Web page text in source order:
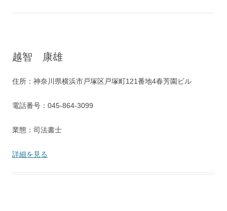
越智 康雄
住所：神奈川県横浜市戸塚区戸塚町121番地4春芳園ビル
電話番号：045-864-3099
業態：司法書士
詳細を見る